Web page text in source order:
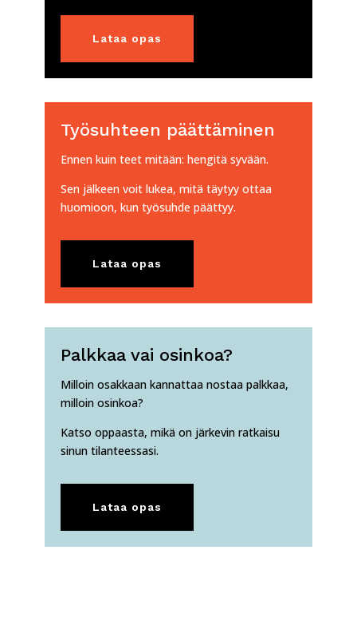
Lataa opas
Työsuhteen päättäminen
Ennen kuin teet mitään: hengitä syvään.
Sen jälkeen voit lukea, mitä täytyy ottaa
huomioon, kun työsuhde päättyy.
Lataa opas
Palkkaa vai osinkoa?
Milloin osakkaan kannattaa nostaa palkkaa,
milloin osinkoa?
Katso oppaasta, mikä on järkevin ratkaisu
sinun tilanteessasi.
Lataa opas